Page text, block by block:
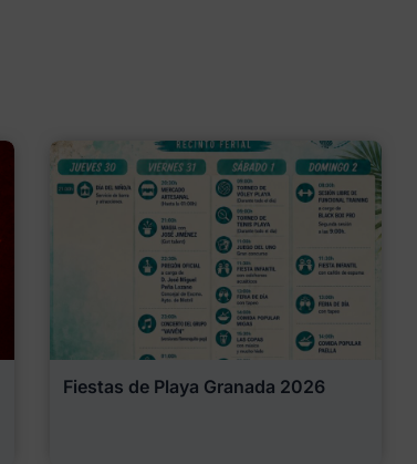
Fiestas de Playa Granada 2026